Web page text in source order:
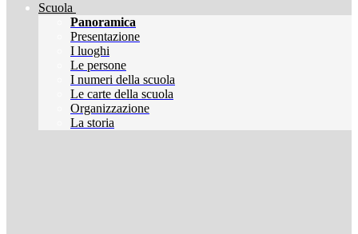
Scuola
Panoramica
Presentazione
I luoghi
Le persone
I numeri della scuola
Le carte della scuola
Organizzazione
La storia